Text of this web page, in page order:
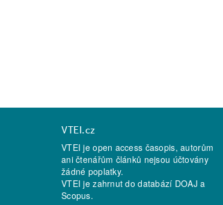
VTEI.cz
VTEI je open access časopis, autorům
ani čtenářům článků nejsou účtovány
žádné poplatky.
VTEI je zahrnut do databází DOAJ a
Scopus.